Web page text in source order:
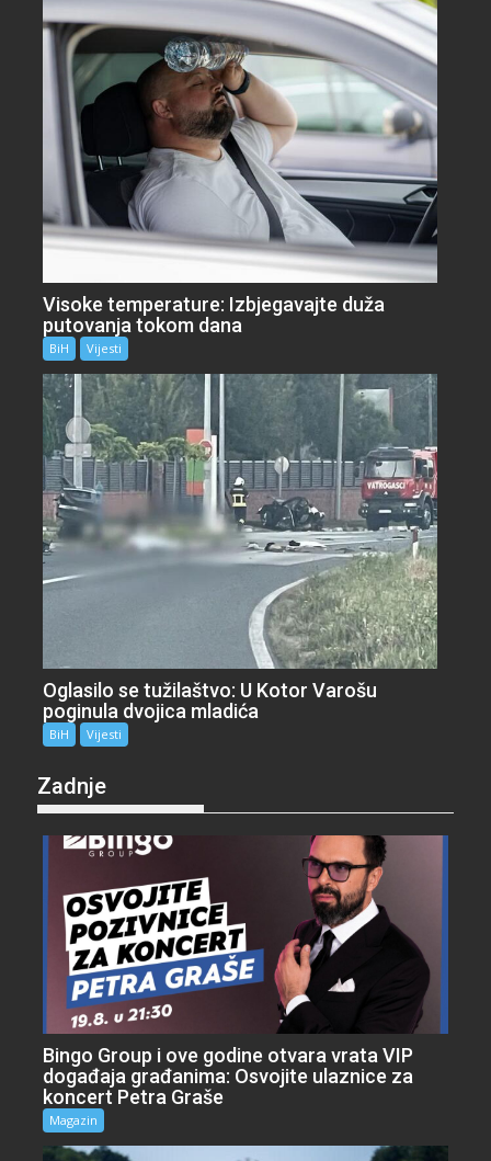
Visoke temperature: Izbjegavajte duža
putovanja tokom dana
BiH Vijesti
Oglasilo se tužilaštvo: U Kotor Varošu
poginula dvojica mladića
BiH Vijesti
Zadnje
Bingo Group i ove godine otvara vrata VIP
događaja građanima: Osvojite ulaznice za
koncert Petra Graše
Magazin